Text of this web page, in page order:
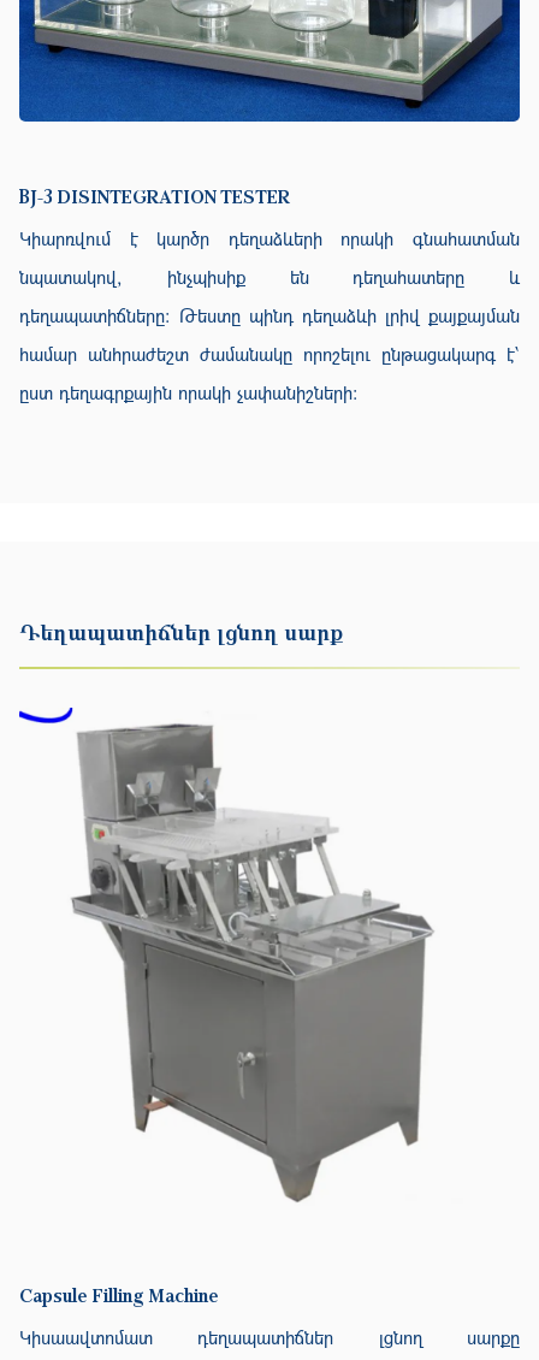
BJ-3 DISINTEGRATION TESTER
Կիարռվում է կարծր դեղաձևերի որակի գնահատման
նպատակով, ինչպիսիք են դեղահատերը և
դեղապատիճները: Թեստը պինդ դեղաձևի լրիվ քայքայման
համար անհրաժեշտ ժամանակը որոշելու ընթացակարգ է՝
ըստ դեղագրքային որակի չափանիշների:
Դեղապատիճներ լցնող սարք
Capsule Filling Machine
Կիսաավտոմատ դեղապատիճներ լցնող սարքը